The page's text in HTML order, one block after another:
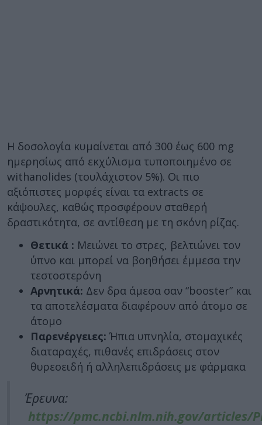
Η δοσολογία κυμαίνεται από 300 έως 600 mg
ημερησίως από εκχύλισμα τυποποιημένο σε
withanolides (τουλάχιστον 5%). Οι πιο
αξιόπιστες μορφές είναι τα extracts σε
κάψουλες, καθώς προσφέρουν σταθερή
δραστικότητα, σε αντίθεση με τη σκόνη ρίζας.
Θετικά : Μειώνει το στρες, βελτιώνει τον
ύπνο και μπορεί να βοηθήσει έμμεσα την
τεστοστερόνη
Αρνητικά: Δεν δρα άμεσα σαν “booster” και
τα αποτελέσματα διαφέρουν από άτομο σε
άτομο
Παρενέργειες: Ήπια υπνηλία, στομαχικές
διαταραχές, πιθανές επιδράσεις στον
θυρεοειδή ή αλληλεπιδράσεις με φάρμακα
Έρευνα:
https://pmc.ncbi.nlm.nih.gov/articles/